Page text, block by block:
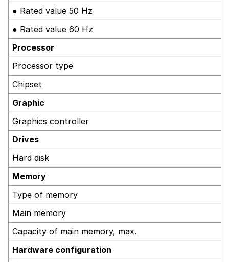
● Rated value 50 Hz
● Rated value 60 Hz
Processor
Processor type
Chipset
Graphic
Graphics controller
Drives
Hard disk
Memory
Type of memory
Main memory
Capacity of main memory, max.
Hardware configuration